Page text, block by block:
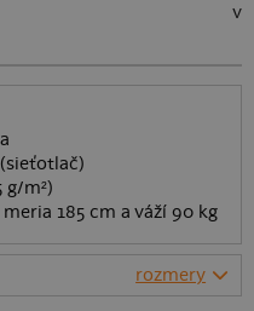
g/m²)
185 cm a váží 90 kg
rozmery